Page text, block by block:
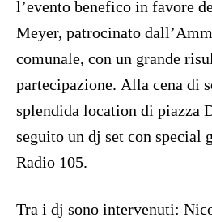
l’evento benefico in favore
Meyer, patrocinato
comunale, con un grande
partecipazione. Alla cena di
splendida location di piazza
seguito un dj set con special
Radio 105.
Tra i dj sono intervenuti: